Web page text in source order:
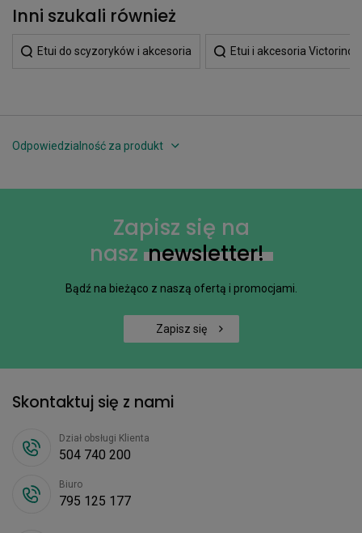
Inni szukali również
Etui do scyzoryków i akcesoria Etui i akcesoria Victorinox
Odpowiedzialność za produkt
Zapisz się na
nasz newsletter!
Bądź na bieżąco z naszą ofertą i promocjami.
Zapisz się
Skontaktuj się z nami
Dział obsługi Klienta
504 740 200
Biuro
795 125 177